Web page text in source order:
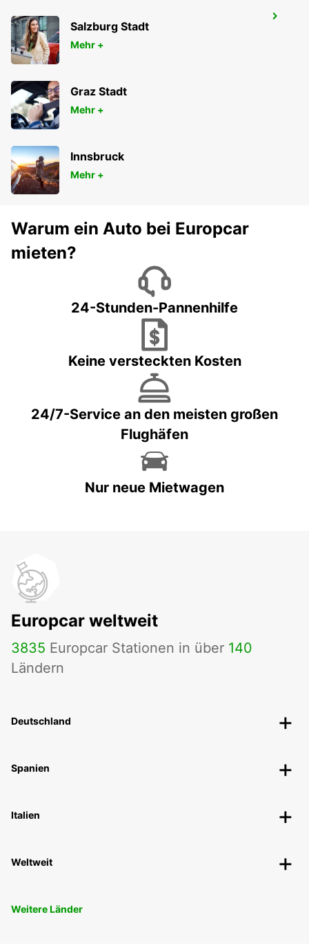
MAUBEUGE
MAUBEUGE - FRANCE
Salzburg Stadt
Mehr +
Graz Stadt
Mehr +
Innsbruck
Mehr +
Warum ein Auto bei Europcar
mieten?
24-Stunden-Pannenhilfe
Keine versteckten Kosten
24/7-Service an den meisten großen
Flughäfen
Nur neue Mietwagen
Europcar weltweit
3835 Europcar Stationen in über 140
Ländern
Deutschland
Spanien
Italien
Weltweit
Weitere Länder